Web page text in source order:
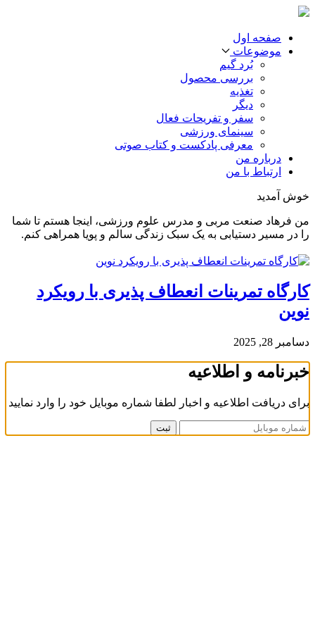
صفحه اول
موضوعات
بُرد گیم
بررسی محصول
تغذیه
دیگر
سفر و تفریحات فعال
سینمای ورزشی
معرفی پادکست و کتاب صوتی
درباره من
ارتباط با من
خوش آمدید
من فرهاد صنعت مربی و مدرس علوم ورزشی، اینجا هستم تا شما
را در مسیر دستیابی به یک سبک زندگی سالم و پویا همراهی کنم.
کارگاه تمرینات انعطاف پذیری با رویکرد
نوین
دسامبر 28, 2025
خبرنامه و اطلاعیه
برای دریافت اطلاعیه و اخبار لطفا شماره موبایل خود را وارد نمایید
ثبت